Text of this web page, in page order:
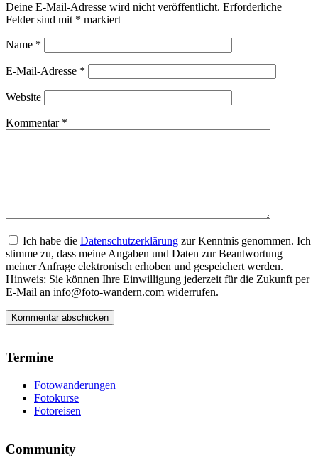
Deine E-Mail-Adresse wird nicht veröffentlicht. Erforderliche
Felder sind mit * markiert
Name *
E-Mail-Adresse *
Website
Kommentar *
Ich habe die Datenschutzerklärung zur Kenntnis genommen. Ich
stimme zu, dass meine Angaben und Daten zur Beantwortung
meiner Anfrage elektronisch erhoben und gespeichert werden.
Hinweis: Sie können Ihre Einwilligung jederzeit für die Zukunft per
E-Mail an info@foto-wandern.com widerrufen.
Termine
Fotowanderungen
Fotokurse
Fotoreisen
Community